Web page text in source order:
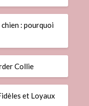
: pourquoi
Collie
et Loyaux